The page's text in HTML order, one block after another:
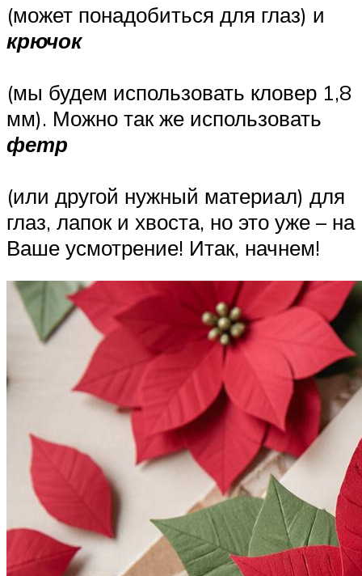
(может понадобиться для глаз) и
крючок
(мы будем использовать кловер 1,8
мм). Можно так же использовать
фетр
(или другой нужный материал) для
глаз, лапок и хвоста, но это уже – на
Ваше усмотрение! Итак, начнем!